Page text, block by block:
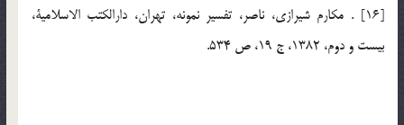
[16] . مكارم شيرازي، ناصر، تفسير نمونه، تهران، دارالكتب الاسلامية،
بيست و دوم، 1382، ج 19، ص 534.